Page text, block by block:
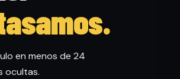
en menos de 24
ocultas.